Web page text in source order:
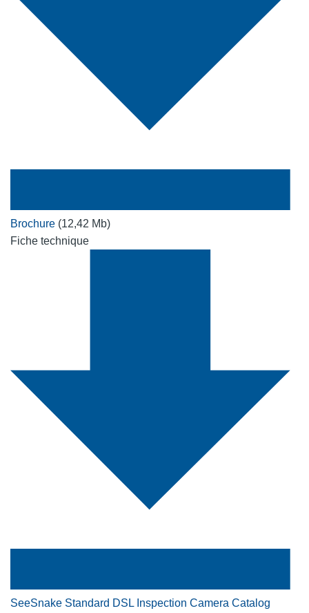
Brochure (12,42 Mb)
Fiche technique
SeeSnake Standard DSL Inspection Camera Catalog